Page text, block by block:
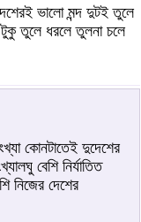
ভালো মন্দ দুটই তুলে
তুলে ধরলে তুলনা চলে
কোনটাতেই দুদেশের
বেশি নির্যাতিত
নিজের দেশের